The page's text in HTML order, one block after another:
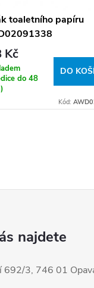
toaletního papíru
Kč
do 48
DO
Kód:
najdete
692/3, 746 01